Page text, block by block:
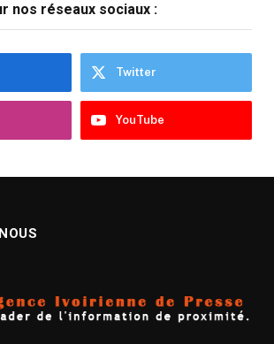
nos réseaux sociaux :
Twitter
YouTube